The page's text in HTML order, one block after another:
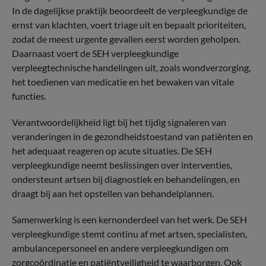
In de dagelijkse praktijk beoordeelt de verpleegkundige de
ernst van klachten, voert triage uit en bepaalt prioriteiten,
zodat de meest urgente gevallen eerst worden geholpen.
Daarnaast voert de SEH verpleegkundige
verpleegtechnische handelingen uit, zoals wondverzorging,
het toedienen van medicatie en het bewaken van vitale
functies.
Verantwoordelijkheid ligt bij het tijdig signaleren van
veranderingen in de gezondheidstoestand van patiënten en
het adequaat reageren op acute situaties. De SEH
verpleegkundige neemt beslissingen over interventies,
ondersteunt artsen bij diagnostiek en behandelingen, en
draagt bij aan het opstellen van behandelplannen.
Samenwerking is een kernonderdeel van het werk. De SEH
verpleegkundige stemt continu af met artsen, specialisten,
ambulancepersoneel en andere verpleegkundigen om
zorgcoördinatie en patiëntveiligheid te waarborgen. Ook